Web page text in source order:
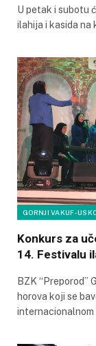
U petak i subotu
ilahija i kasida
GORNJI VAKUF-
Konkurs za
14. Festivalu
BZK “Preporod”
horova koji se